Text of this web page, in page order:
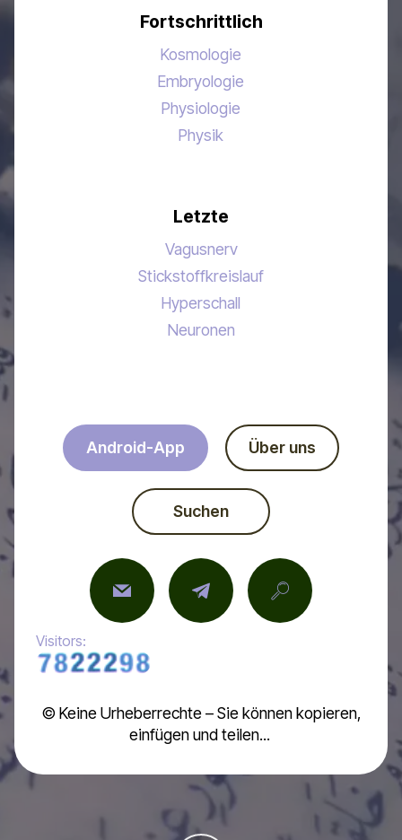
Fortschrittlich
Kosmologie
Embryologie
Physiologie
Physik
Letzte
Vagusnerv
Stickstoffkreislauf
Hyperschall
Neuronen
Android-App Über uns
Suchen
Visitors:
© Keine Urheberrechte – Sie können kopieren,
einfügen und teilen...